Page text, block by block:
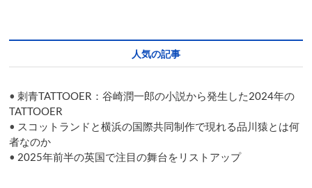
国
宙
吊
り
議
で
人気の記事
•刺青TATTOOER：谷崎潤一郎の小説から発生した2024年の
TATTOOER
• スコットランドと横浜の国際共同制作で現れる品川猿とは何
者なのか
• 2025年前半の英国で注目の舞台をリストアップ